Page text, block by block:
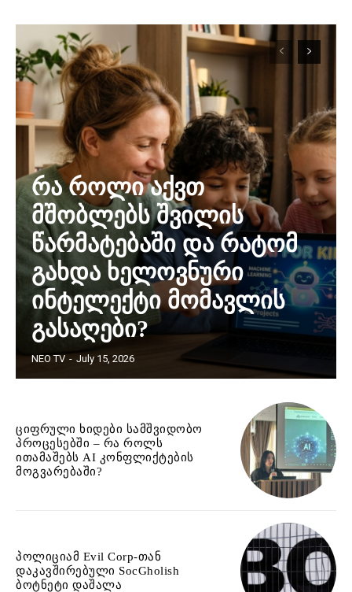
რა როლი აქვთ
მშობლებს შვილის
წარმატებაში და რატომ
გახდა ხელოვნური
ინტელექტი მომავლის
გასაღები?
NEO TV - July 15, 2026
ციფრული ხიდები სამშვიდობო
პროცესებში – რა როლს
ითამაშებს AI კონფლიქტების
მოგვარებაში?
პოლიციამ Evil Corp-თან
დაკავშირებული SocGholish
ბოტნეტი დაშალა